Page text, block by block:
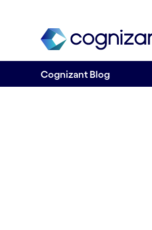
Cognizant Blog